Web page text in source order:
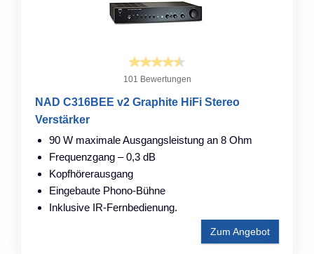
101 Bewertungen
NAD C316BEE v2 Graphite HiFi Stereo
Verstärker
90 W maximale Ausgangsleistung an 8 Ohm
Frequenzgang – 0,3 dB
Kopfhörerausgang
Eingebaute Phono-Bühne
Inklusive IR-Fernbedienung.
Zum Angebot